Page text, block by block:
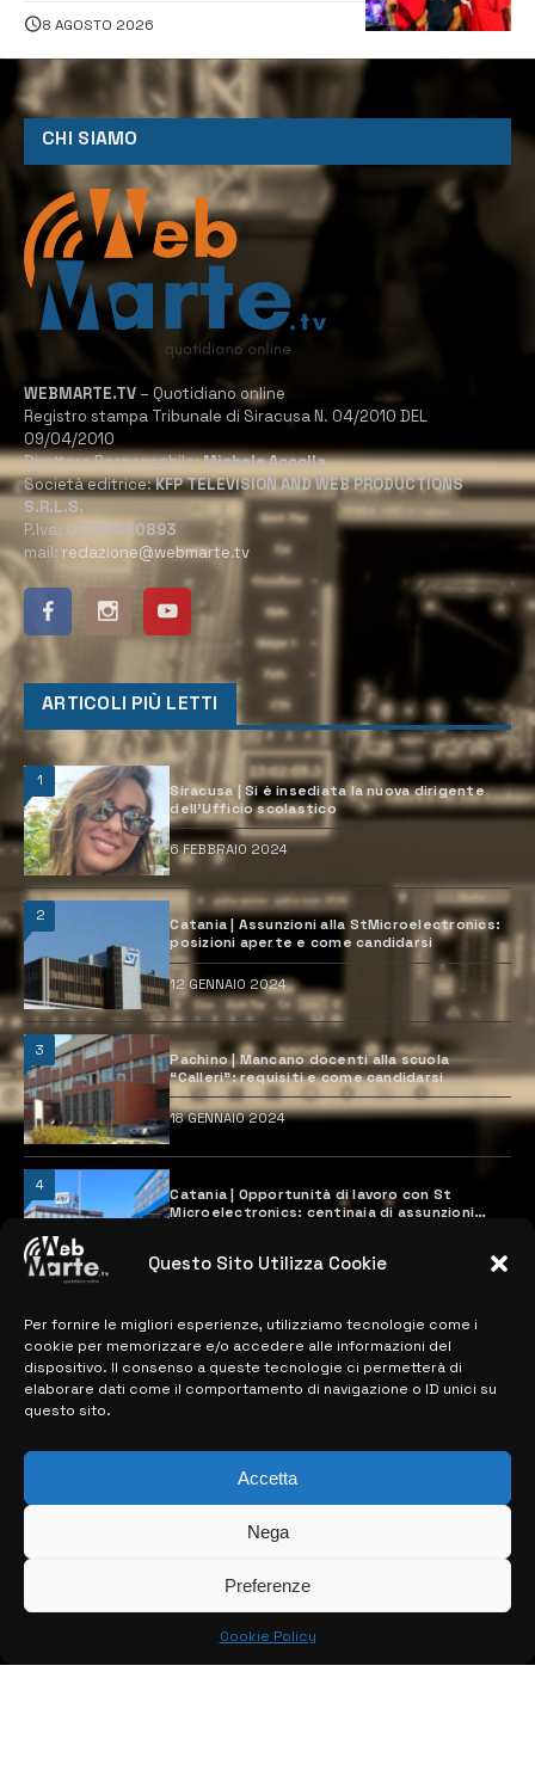
Questo Sito Utilizza Cookie
Per fornire le migliori esperienze, utilizziamo tecnologie come i
cookie per memorizzare e/o accedere alle informazioni del
dispositivo. Il consenso a queste tecnologie ci permetterà di
elaborare dati come il comportamento di navigazione o ID unici su
questo sito.
Accetta
Nega
Preferenze
Cookie Policy
8 AGOSTO 2026
CHI SIAMO
WEBMARTE.TV – Quotidiano online
Registro stampa Tribunale di Siracusa N. 04/2010 DEL
09/04/2010
Direttore Responsabile:Michele Accolla
Società editrice:KFP TELEVISION AND WEB PRODUCTIONS
S.R.L.S.
P.Iva: 02184950893
mail: redazione@webmarte.tv
ARTICOLI PIÙ LETTI
1
Siracusa | Si è insediata la nuova dirigente
dell’Ufficio scolastico
6 FEBBRAIO 2024
2
Catania | Assunzioni alla StMicroelectronics:
posizioni aperte e come candidarsi
12 GENNAIO 2024
3
Pachino | Mancano docenti alla scuola
“Calleri”: requisiti e come candidarsi
18 GENNAIO 2024
4
Catania | Opportunità di lavoro con St
Microelectronics: centinaia di assunzioni
28 MARZO 2024
MAPPA DEL SITO
> NOTIZIE
> EDIZIONI LOCALI